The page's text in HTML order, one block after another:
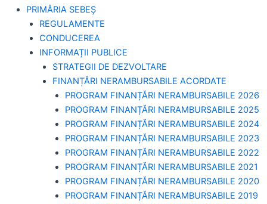
PRIMĂRIA SEBEȘ
REGULAMENTE
CONDUCEREA
INFORMAȚII PUBLICE
STRATEGII DE DEZVOLTARE
FINANȚĂRI NERAMBURSABILE ACORDATE
PROGRAM FINANȚĂRI NERAMBURSABILE 2026
PROGRAM FINANȚĂRI NERAMBURSABILE 2025
PROGRAM FINANȚĂRI NERAMBURSABILE 2024
PROGRAM FINANȚĂRI NERAMBURSABILE 2023
PROGRAM FINANȚĂRI NERAMBURSABILE 2022
PROGRAM FINANȚĂRI NERAMBURSABILE 2021
PROGRAM FINANȚĂRI NERAMBURSABILE 2020
PROGRAM FINANȚĂRI NERAMBURSABILE 2019